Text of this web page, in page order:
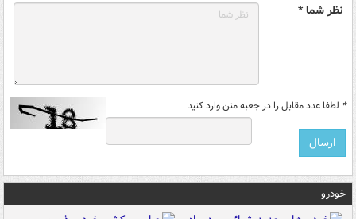
نظر شما *
* لطفا عدد مقابل را در جعبه متن وارد کنید
خودرو